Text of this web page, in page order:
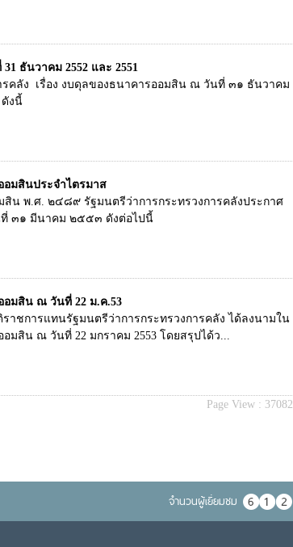
ธันวาคม 2552 และ 2551
รคลัง เรื่อง งบดุลของธนาคารออมสิน ณ วันที่ ๓๑ ธันวาคม
งนี้
อมสินประจำไตรมาส
น พ.ศ. ๒๔๘๙ รัฐมนตรีว่าการกระทรวงการคลังประกาศ
ที่ ๓๑ มีนาคม ๒๕๕๓ ดังต่อไปนี้
อมสิน ณ วันที่ 22 ม.ค.53
ชการแทนรัฐมนตรีว่าการกระทรวงการคลัง ได้ลงนามใน
อมสิน ณ วันที่ 22 มกราคม 2553 โดยสรุปได้ว...
Page View : 37082
จำนวนผู้เยื่ยมชม